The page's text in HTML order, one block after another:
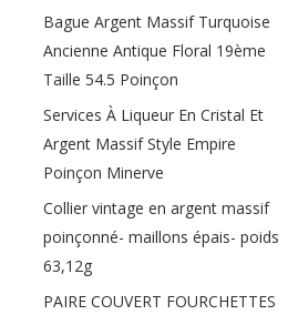
Bague Argent Massif Turquoise
Ancienne Antique Floral 19ème
Taille 54.5 Poinçon
Services À Liqueur En Cristal Et
Argent Massif Style Empire
Poinçon Minerve
Collier vintage en argent massif
poinçonné- maillons épais- poids
63,12g
PAIRE COUVERT FOURCHETTES